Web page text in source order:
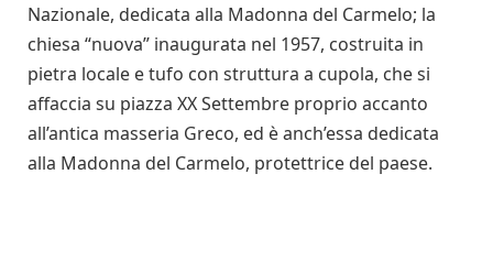
Nazionale, dedicata alla Madonna del Carmelo; la
chiesa “nuova” inaugurata nel 1957, costruita in
pietra locale e tufo con struttura a cupola, che si
affaccia su piazza XX Settembre proprio accanto
all’antica masseria Greco, ed è anch’essa dedicata
alla Madonna del Carmelo, protettrice del paese.